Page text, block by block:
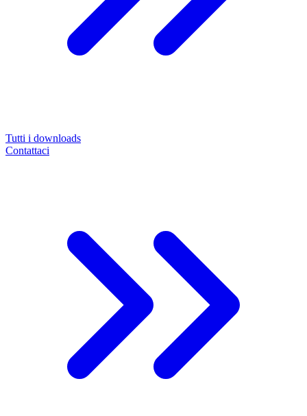
Tutti i downloads
Contattaci